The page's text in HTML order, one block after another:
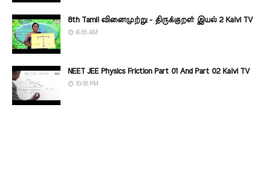
8th Tamil வினைமுற்று - திருக்குறள் இயல் 2 Kalvi TV
6:18 AM
NEET JEE Physics Friction Part 01 And Part 02 Kalvi TV
10:18 PM